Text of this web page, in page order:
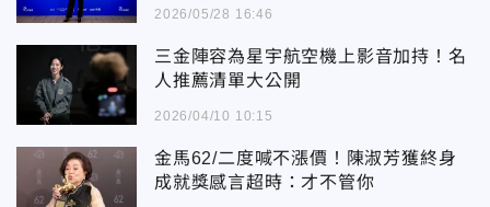
2026/05/28 16:46
三金陣容為星宇航空機上影音加持！名
人推薦清單大公開
2026/04/10 10:15
金馬62/二度喊不漲價！陳淑芳獲終身
成就獎感言超時：才不管你